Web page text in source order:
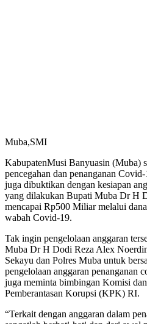
Muba,SMI
KabupatenMusi Banyuasin (Muba)
pencegahan dan penanganan
juga dibuktikan dengan kesiapan
yang dilakukan Bupati Muba Dr H
mencapai Rp500 Miliar melalui
wabah Covid-19.
Tak ingin pengelolaan anggaran
Muba Dr H Dodi Reza Alex
Sekayu dan Polres Muba untuk
pengelolaan anggaran penanganan
juga meminta bimbingan Komisi
Pemberantasan Korupsi (KPK) RI.
“Terkait dengan anggaran dalam